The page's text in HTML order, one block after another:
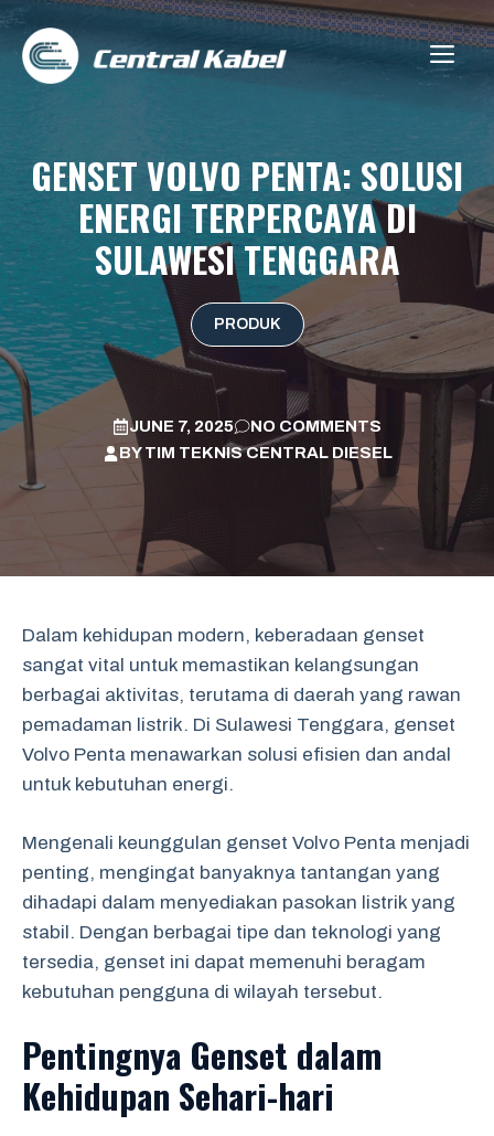
Skip
content
GENSET VOLVO PENTA: SOLUSI
ENERGI TERPERCAYA DI
SULAWESI TENGGARA
PRODUK
JUNE 7, 2025
NO COMMENTS
BYTIM TEKNIS CENTRAL DIESEL
Dalam kehidupan modern, keberadaan genset
sangat vital untuk memastikan kelangsungan
berbagai aktivitas, terutama di daerah yang rawan
pemadaman listrik. Di Sulawesi Tenggara, genset
Volvo Penta menawarkan solusi efisien dan andal
untuk kebutuhan energi.
Mengenali keunggulan genset Volvo Penta menjadi
penting, mengingat banyaknya tantangan yang
dihadapi dalam menyediakan pasokan listrik yang
stabil. Dengan berbagai tipe dan teknologi yang
tersedia, genset ini dapat memenuhi beragam
kebutuhan pengguna di wilayah tersebut.
Pentingnya Genset dalam
Kehidupan Sehari-hari